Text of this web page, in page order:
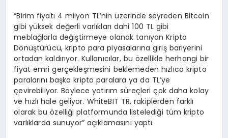
“Birim fiyatı 4 milyon TL’nin üzerinde seyreden Bitcoin
gibi yüksek değerli varlıkları dahi 100 TL gibi
meblağlarla değiştirmeye olanak tanıyan Kripto
Dönüştürücü, kripto para piyasalarına giriş bariyerini
ortadan kaldırıyor. Kullanıcılar, bu özellikle herhangi bir
fiyat emri gerçekleşmesini beklemeden hızlıca kripto
paralarını başka kripto paralara ya da TL’ye
çevirebiliyor. Böylece yatırım süreçleri çok daha kolay
ve hızlı hale geliyor. WhiteBIT TR, rakiplerden farklı
olarak bu özelliği platformunda listelediği tüm kripto
varlıklarda sunuyor” açıklamasını yaptı.